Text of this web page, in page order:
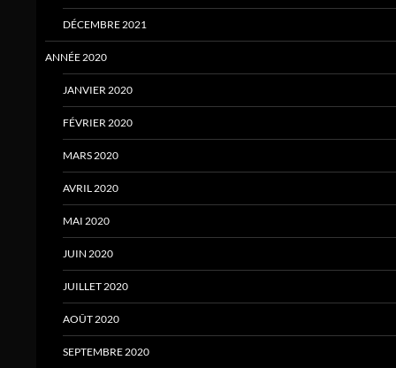
DÉCEMBRE 2021
ANNÉE 2020
JANVIER 2020
FÉVRIER 2020
MARS 2020
AVRIL 2020
MAI 2020
JUIN 2020
JUILLET 2020
AOÛT 2020
SEPTEMBRE 2020